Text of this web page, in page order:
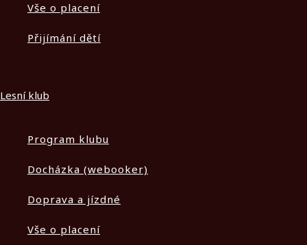
Vše o placení
Přijímání dětí
Lesní klub
Program klubu
Docházka (webooker)
Doprava a jízdné
Vše o placení